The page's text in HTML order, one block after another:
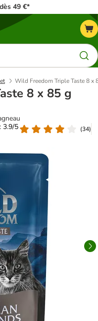
49 €*
Wild Freedom Triple Taste 8 x
8 x 85 g
3.9/5
(34)